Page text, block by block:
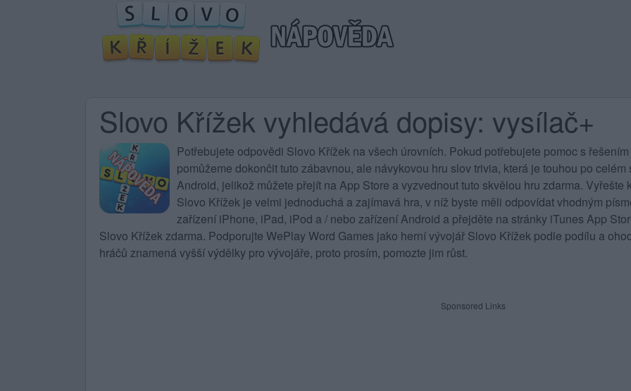
Slovo Křížek vyhledává dopisy: vysílač+
Potřebujete odpovědi Slovo Křížek na všech úrovních. Pokud potřebujete pomoc s
pomůžeme dokončit tuto zábavnou, ale návykovou hru slov trivia, která je touhou po
Android, jelikož můžete přejít na App Store a vyzvednout tuto skvělou hru zdarma.
Slovo Křížek je velmi jednoduchá a zajímavá hra, v níž byste měli odpovídat vhodným
zařízení iPhone, iPad, iPod a / nebo zařízení Android a přejděte na stránky iTunes App
Slovo Křížek zdarma. Podporujte WePlay Word Games jako herní vývojář Slovo Křížek podle podílu a
hráčů znamená vyšší výdělky pro vývojáře, proto prosím, pomozte jim růst.
Sponsored Links